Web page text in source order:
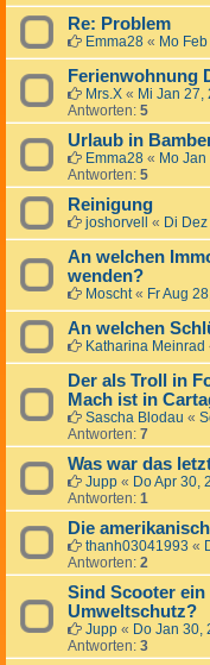
Re: Problem
Emma28 « Mo
Ferienwohnung
Mrs.X « Mi Jan 27,
Antworten: 5
Urlaub in
Emma28 « Mo
Antworten: 5
Reinigung
joshorvell « Di
An welchen
wenden?
Moscht« Fr Aug
An welchen
Katharina Meinrad
Der als Troll in
Mach ist in
Sascha Blodau «
Antworten: 7
Was war das
Jupp « Do Apr 30,
Antworten: 1
Die
thanh03041993 «
Antworten: 2
Sind Scooter
Umweltschutz?
Jupp « Do Jan 30,
Antworten: 3